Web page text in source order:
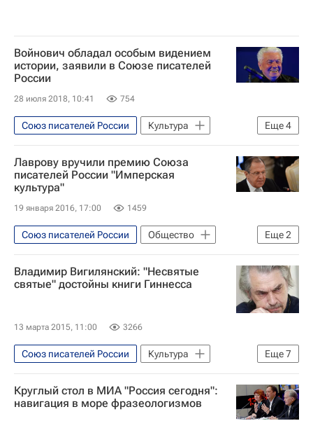
Войнович обладал особым видением
истории, заявили в Союзе писателей
России
28 июля 2018, 10:41 754
Еще4
Союз писателей России
Культура
Владимир Войнович
Николай Иванов
Умер Владимир Войнович
Россия
Лаврову вручили премию Союза
писателей России "Имперская
культура"
19 января 2016, 17:00 1459
Еще2
Союз писателей России
Общество
Сергей Лавров
Россия
Владимир Вигилянский: "Несвятые
святые" достойны книги Гиннесса
13 марта 2015, 11:00 3266
Еще7
Союз писателей России
Культура
Аналитика - Религия и мировоззрение
Религия
Александр Пушкин
Круглый стол в МИА "Россия сегодня":
навигация в море фразеологизмов